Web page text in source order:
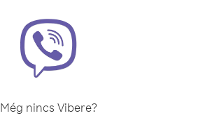
Még nincs Vibere?